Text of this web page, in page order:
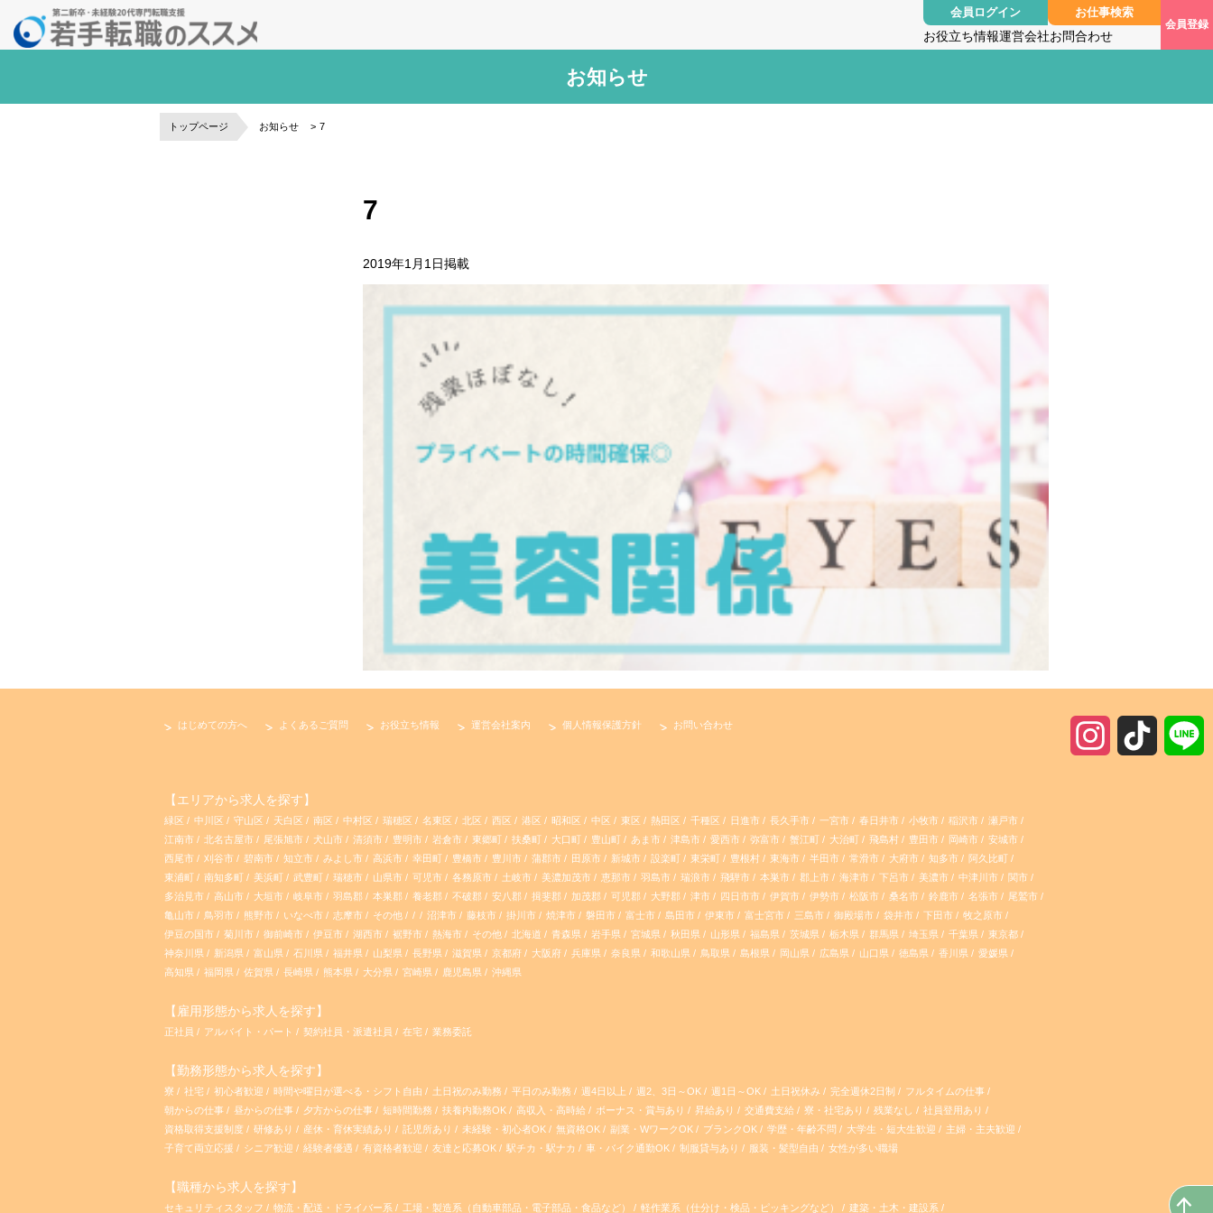
会員ログイン お仕事検索
お役立ち情報運営会社お問合わせ
会員登録
お知らせ
トップページ お知らせ 7
7
2019年1月1日掲載
転職お役立ち情報
リオルサからのお知らせ
はじめての方へ よくあるご質問 お役立ち情報 運営会社案内 個人情報保護方針 お問い合わせ
【エリアから求人を探す】
緑区 中川区 守山区 天白区 南区 中村区 瑞穂区 名東区 北区 西区 港区 昭和区 中区 東区 熱田区 千種区 日進市 長久手市 一宮市 春日井市 小牧市 稲沢市
瀬戸市
江南市
北名古屋市 尾張旭市 犬山市 清須市 豊明市 岩倉市 東郷町 扶桑町 大口町 豊山町 あま市 津島市 愛西市 弥富市 蟹江町 大治町 飛島村 豊田市 岡崎市
安城市
西尾市
刈谷市 碧南市 知立市 みよし市 高浜市 幸田町 豊橋市 豊川市 蒲郡市 田原市 新城市 設楽町 東栄町 豊根村 東海市 半田市 常滑市 大府市 知多市
阿久比町
東浦町
南知多町 美浜町 武豊町 瑞穂市 山県市 可児市 各務原市 土岐市 美濃加茂市 恵那市 羽島市 瑞浪市 飛騨市 本巣市 郡上市 海津市 下呂市 美濃市 中津川市
関市
多治見市
高山市 大垣市 岐阜市 羽島郡 本巣郡 養老郡 不破郡 安八郡 揖斐郡 加茂郡 可児郡 大野郡 津市 四日市市 伊賀市 伊勢市 松阪市 桑名市 鈴鹿市 名張市
尾鷲市
亀山市
鳥羽市 熊野市 いなべ市 志摩市 その他 沼津市 藤枝市 掛川市 焼津市 磐田市 富士市 島田市 伊東市 富士宮市 三島市 御殿場市 袋井市 下田市
牧之原市
伊豆の国市
菊川市 御前崎市 伊豆市 湖西市 裾野市 熱海市 その他 北海道 青森県 岩手県 宮城県 秋田県 山形県 福島県 茨城県 栃木県 群馬県 埼玉県 千葉県
東京都
神奈川県
新潟県 富山県 石川県 福井県 山梨県 長野県 滋賀県 京都府 大阪府 兵庫県 奈良県 和歌山県 鳥取県 島根県 岡山県 広島県 山口県 徳島県 香川県
愛媛県
高知県
福岡県 佐賀県 長崎県 熊本県 大分県 宮崎県 鹿児島県 沖縄県
【雇用形態から求人を探す】
正社員 アルバイト・パート 契約社員・派遣社員 在宅 業務委託
【勤務形態から求人を探す】
寮 社宅 初心者歓迎 時間や曜日が選べる・シフト自由 土日祝のみ勤務 平日のみ勤務 週4日以上 週2、3日～OK 週1日～OK 土日祝休み 完全週休2日制
フルタイムの仕事
朝からの仕事
昼からの仕事 夕方からの仕事 短時間勤務 扶養内勤務OK 高収入・高時給 ボーナス・賞与あり 昇給あり 交通費支給 寮・社宅あり 残業なし
社員登用あり
資格取得支援制度
研修あり 産休・育休実績あり 託児所あり 未経験・初心者OK 無資格OK 副業・WワークOK ブランクOK 学歴・年齢不問 大学生・短大生歓迎
主婦・主夫歓迎
子育て両立応援
シニア歓迎 経験者優遇 有資格者歓迎 友達と応募OK 駅チカ・駅ナカ 車・バイク通勤OK 制服貸与あり 服装・髪型自由 女性が多い職場
【職種から求人を探す】
セキュリティスタッフ 物流・配送・ドライバー系 工場・製造系（自動車部品・電子部品・食品など） 軽作業系（仕分け・検品・ピッキングなど） 建築・土木・建設系